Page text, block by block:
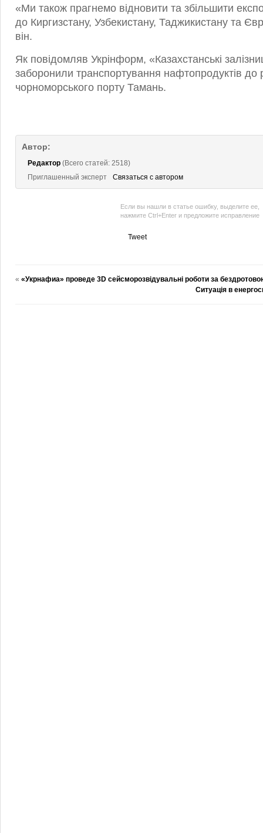
«Ми також прагнемо відновити та збільшити
до Киргизстану, Узбекистану, Таджикистану та
він.
Як повідомляв Укрінформ, «Казахстанські
заборонили транспортування нафтопродуктів до
чорноморського порту Тамань.
Автор:
Редактор (Всего статей: 2518)
Приглашенный эксперт
Связаться с автором
Если вы нашли в статье ошибку, выделите ее,
нажмите Ctrl+Enter и предложите исправление
Tweet
« «Укрнафиа» проведе 3D сейсморозвідувальні роботи за
Ситуація в